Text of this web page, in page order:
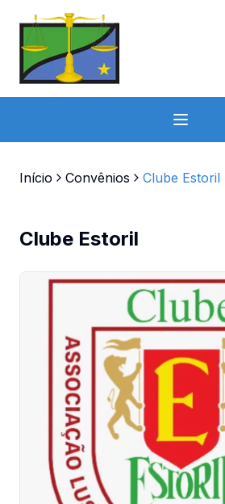
Início Convênios Clube Estoril
Clube Estoril